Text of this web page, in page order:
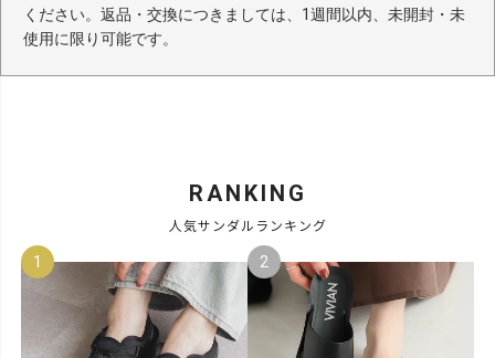
ください。返品・交換につきましては、1週間以内、未開封・未
使用に限り可能です。
RANKING
人気サンダルランキング